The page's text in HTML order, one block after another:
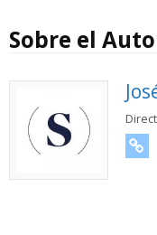
Sobre el